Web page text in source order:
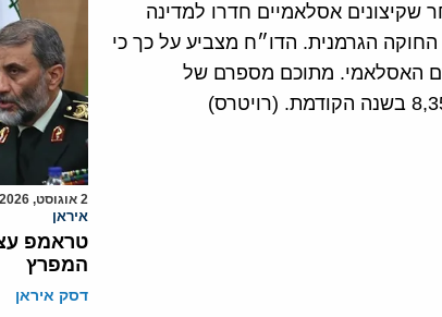
שקיצונים אסלאמיים חדרו למדינה
הגרמנית. הדו״ח מצביע על כך כי
האסלאמי. מתוכם מספרם של
2 אוגוסט, 2026
איראן
טראמפ
המפרץ
דסק איראן